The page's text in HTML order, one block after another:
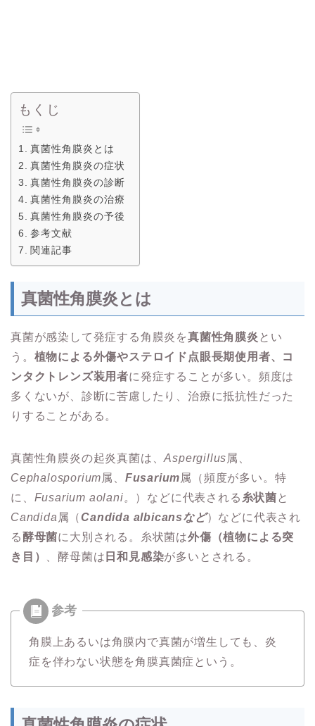
もくじ
真菌性角膜炎とは
真菌性角膜炎の症状
真菌性角膜炎の診断
真菌性角膜炎の治療
真菌性角膜炎の予後
参考文献
関連記事
真菌性角膜炎とは
真菌が感染して発症する角膜炎を真菌性角膜炎 とい
う。 植物による外傷やステロイド点眼長期使用者、コ
ンタクトレンズ装用者に発症することが多い。頻度は
多くないが、診断に苦慮したり、治療に抵抗性だった
りすることがある。
真菌性角膜炎の起炎真菌は、Aspergillus属、
Cephalosporium属、 Fusarium属（頻度が多い。特
に、 Fusarium aolani。 ）などに代表される 糸状菌 と
Candida 属（Candida albicansなど）などに代表され
る酵母菌に大別される。糸状菌は外傷（植物による突
き目）
、酵母菌は 日和見感染が多いとされる。
角膜上あるいは角膜内で真菌が増生しても、炎
症を伴わない状態を角膜真菌症という。